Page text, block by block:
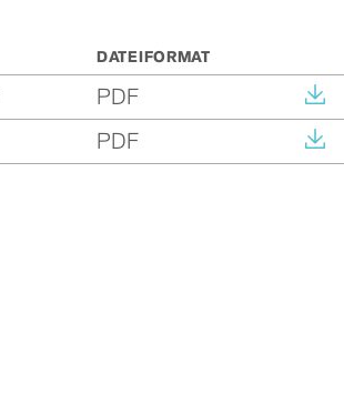
DATEIFORMAT
PDF
PDF